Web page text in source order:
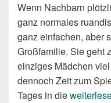
Wenn Nachbarn
ganz normales
ganz einfachen, aber
Großfamilie. Sie geht
einziges Mädchen
dennoch Zeit zum
Tages in dieFrida: